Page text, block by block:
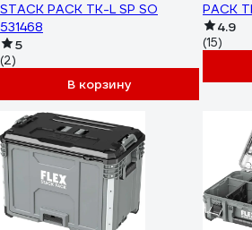
STACK PACK TK-L SP SO
531468
5
(2)
В корзину
PACK
4.9
(15)